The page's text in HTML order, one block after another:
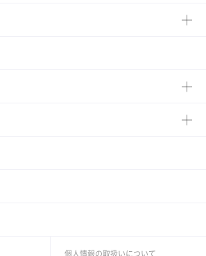
個人情報の取扱いについて